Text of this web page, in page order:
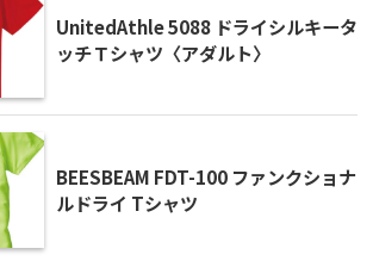
UnitedAthle 5088 ドライシルキータ
ッチＴシャツ〈アダルト〉
BEESBEAM FDT-100 ファンクショナ
ルドライ Tシャツ